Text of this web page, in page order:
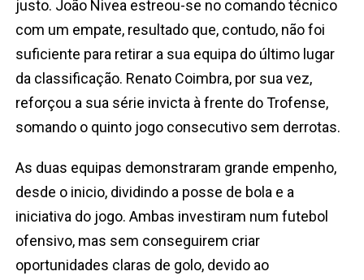
justo. João Nivea estreou-se no comando técnico
com um empate, resultado que, contudo, não foi
suficiente para retirar a sua equipa do último lugar
da classificação. Renato Coimbra, por sua vez,
reforçou a sua série invicta à frente do Trofense,
somando o quinto jogo consecutivo sem derrotas.
As duas equipas demonstraram grande empenho,
desde o inicio, dividindo a posse de bola e a
iniciativa do jogo. Ambas investiram num futebol
ofensivo, mas sem conseguirem criar
oportunidades claras de golo, devido ao